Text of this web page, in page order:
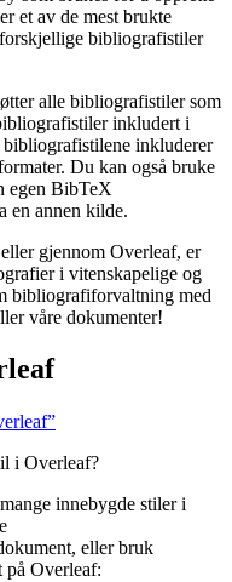
et av de mest brukte
bibliografistiler
alle bibliografistiler som
inkludert i
inkluderer
Du kan også bruke
egen BibTeX
en annen kilde.
gjennom Overleaf, er
i vitenskapelige og
bibliografiforvaltning med
våre dokumenter!
i Overleaf?
innebygde stiler i
eller bruk
på Overleaf: